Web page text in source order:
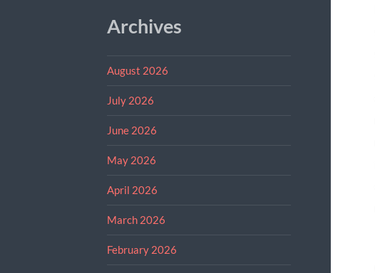
Archives
August 2026
July 2026
June 2026
May 2026
April 2026
March 2026
February 2026